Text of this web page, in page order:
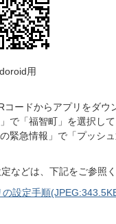
用
ードからアプリをダウ
で「福智町」を選択して
緊急情報」で「プッシ
などは、下記をご参照く
の設定手順